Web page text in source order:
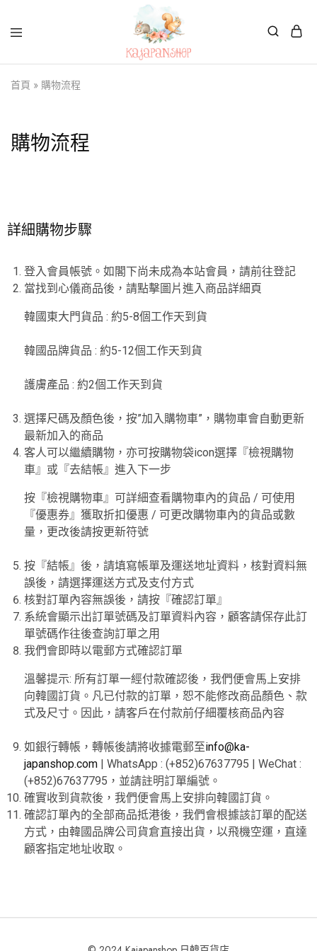
Kajapanshop
首頁 » 購物流程
購物流程
詳細購物步驟
登入會員帳號。如閣下尚未成為本站會員，請前往登記
當找到心儀商品後，請點擊圖片進入商品詳細頁
韓國東大門貨品 : 約5-8個工作天到貨
韓國品牌貨品 : 約5-12個工作天到貨
護膚產品 : 約2個工作天到貨
選擇尺碼及顏色後，按”加入購物車”，購物車會自動更新
最新加入的商品
客人可以繼續購物，亦可按購物袋icon選擇『檢視購物
車』或『去結帳』進入下一步
按『檢視購物車』可詳細查看購物車內的貨品 / 可使用
『優惠券』獲取折扣優惠 / 可更改購物車內的貨品或數
量，更改後請按更新符號
按『結帳』後，請填寫帳單及運送地址資料，核對資料無
誤後，請選擇運送方式及支付方式
核對訂單內容無誤後，請按『確認訂單』
系統會顯示出訂單號碼及訂單資料內容，顧客請保存此訂
單號碼作往後查詢訂單之用
我們會即時以電郵方式確認訂單
溫馨提示: 所有訂單一經付款確認後，我們便會馬上安排
向韓國訂貨。凡已付款的訂單，恕不能修改商品顏色、款
式及尺寸。因此，請客戶在付款前仔細覆核商品內容
如銀行轉帳，轉帳後請將收據電郵至info@ka-
japanshop.com | WhatsApp : (+852)67637795 | WeChat :
(+852)67637795，並請註明訂單編號。
確實收到貨款後，我們便會馬上安排向韓國訂貨。
確認訂單內的全部商品抵港後，我們會根據該訂單的配送
方式，由韓國品牌公司貨倉直接出貨，以飛機空運，直達
顧客指定地址收取。